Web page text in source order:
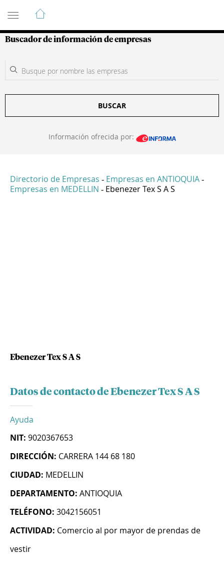
Guía de Empresas Colombianas
Buscador de información de empresas
BUSCAR
Información ofrecida por:
Directorio de Empresas - Empresas en ANTIOQUIA -
Empresas en MEDELLIN - Ebenezer Tex S A S
Ebenezer Tex S A S
Datos de contacto de Ebenezer Tex S A S
Ayuda
NIT: 9020367653
DIRECCIÓN: CARRERA 144 68 180
CIUDAD: MEDELLIN
DEPARTAMENTO: ANTIOQUIA
TELÉFONO: 3042156051
ACTIVIDAD: Comercio al por mayor de prendas de
vestir